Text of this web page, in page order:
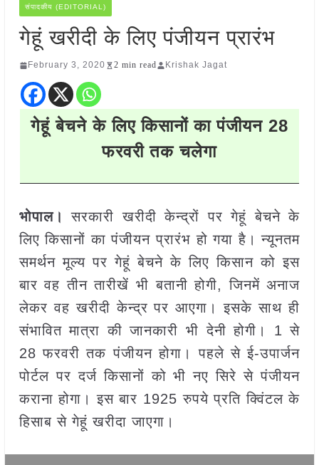
संपादकीय (EDITORIAL)
गेहूं खरीदी के लिए पंजीयन प्रारंभ
February 3, 2020 2 min read Krishak Jagat
गेहूं बेचने के लिए किसानों का पंजीयन 28
फरवरी तक चलेगा
भोपाल।
सरकारी खरीदी केन्द्रों पर गेहूं बेचने के
लिए किसानों का पंजीयन प्रारंभ हो गया है। न्यूनतम
समर्थन मूल्य पर गेहूं बेचने के लिए किसान को इस
बार वह तीन तारीखें भी बतानी होगी, जिनमें अनाज
लेकर वह खरीदी केन्द्र पर आएगा। इसके साथ ही
संभावित मात्रा की जानकारी भी देनी होगी। 1 से
28 फरवरी तक पंजीयन होगा। पहले से ई-उपार्जन
पोर्टल पर दर्ज किसानों को भी नए सिरे से पंजीयन
कराना होगा। इस बार 1925 रुपये प्रति क्विंटल के
हिसाब से गेहूं खरीदा जाएगा।